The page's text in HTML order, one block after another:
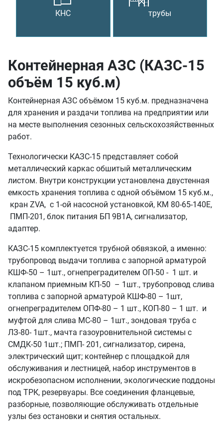
КНС
трубы
Контейнерная АЗС (КАЗС-15
объём 15 куб.м)
Контейнерная АЗС объёмом 15 куб.м. предназначена
для хранения и раздачи топлива на предприятии или
на месте выполнения сезонных сельскохозяйственных
работ.
Технологически КАЗС-15 представляет собой
металлический каркас обшитый металлическим
листом. Внутри конструкции установлена двустенная
емкость хранения топлива с одной объёмом 15 куб.м.,
кран ZVA, с 1-ой насосной установкой, КМ 80-65-140Е,
ПМП-201, блок питания БП 9В1А, сигнализатор,
адаптер.
КАЗС-15 комплектуется трубной обвязкой, а именно:
трубопровод выдачи топлива с запорной арматурой
КШФ-50 – 1шт., огнепреградителем ОП-50 - 1 шт. и
клапаном приемным КП-50 – 1шт., трубопровод слива
топлива с запорной арматурой КШФ-80 – 1шт,
огнепреградителем ОПФ-80 – 1 шт., КОП-80 – 1 шт. и
муфтой для слива МС-80 – 1шт., зондовая труба с
ЛЗ-80- 1шт., мачта газоуровнительной системы с
СМДК-50 1шт.; ПМП- 201, сигнализатор, сирена,
электрический щит; контейнер с площадкой для
обслуживания и лестницей, набор инструментов в
искробезопасном исполнении, экологические поддоны
под ТРК, резервуары. Все соединения фланцевые,
разборные, позволяющие обслуживать отдельные
узлы без остановки и снятия остальных.